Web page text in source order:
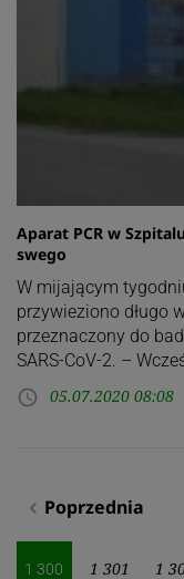
Aparat PCR w
swego
W mijającym
przywieziono długo
przeznaczony do
SARS-CoV-2. –
access_time 05.07.2020 08:08
wpisów
navigate_before Poprzednia
1 300 1 301 1